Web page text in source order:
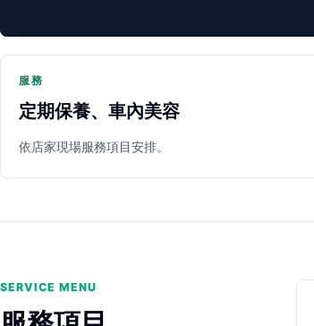
服務
定期保養、車內美容
依店家現場服務項目安排。
SERVICE MENU